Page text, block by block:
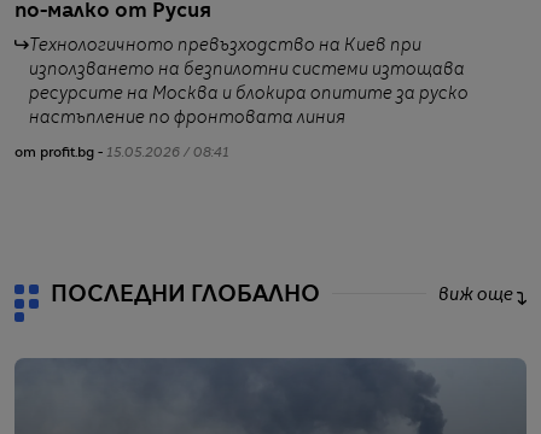
по-малко от Русия
Технологичното превъзходство на Киев при
използването на безпилотни системи изтощава
ресурсите на Москва и блокира опитите за руско
настъпление по фронтовата линия
от profit.bg - 15.05.2026 / 08:41
ПОСЛЕДНИ ГЛОБАЛНО виж още